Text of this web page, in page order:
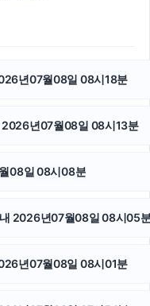
의정부형사전문변호사
인스타 좋아요
용인상간소송변호사
년07월08일 08시18분
2026년07월08일 08시13분
08일 08시08분
2026년07월08일 08시05
년07월08일 08시01분